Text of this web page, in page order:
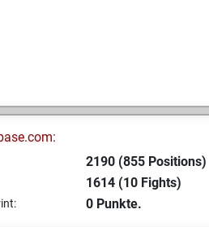
2190 (855 Positions)
1614 (10 Fights)
0 Punkte.